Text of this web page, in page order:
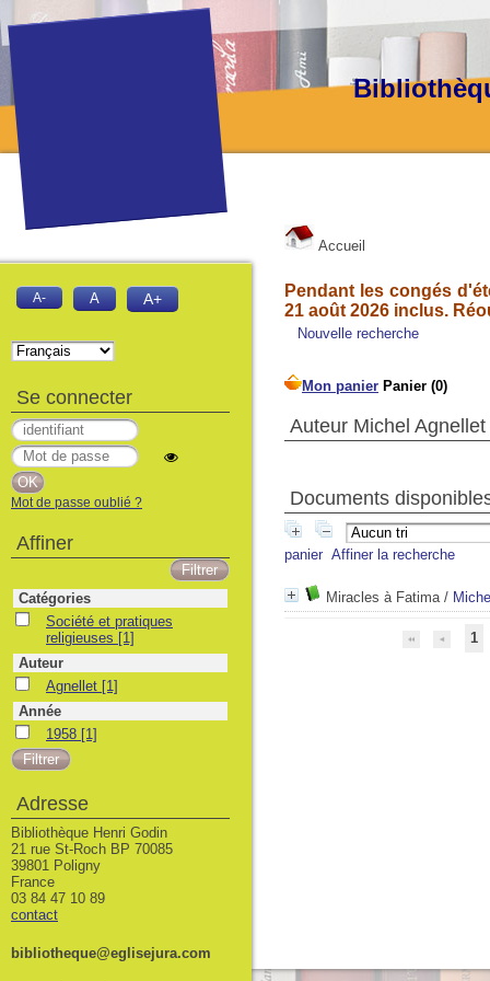
Accueil
Pendant les congés
21 août 2026 inclus.
Nouvelle recherche
Auteur Michel Agnellet
Documents
panier Affiner la recherche
Miracles à Fatima/
1
A- A A+
Se connecter
Mot de passe oublié ?
Affiner
Catégories
Société et pratiques religieuses
Société et pratiques
religieuses [1]
Auteur
AgnelletAgnellet [1]
Année
1958 1958 [1]
Adresse
Bibliothèque Henri Godin
21 rue St-Roch BP 70085
39801 Poligny
France
03 84 47 10 89
contact
bibliotheque@eglisejura.com